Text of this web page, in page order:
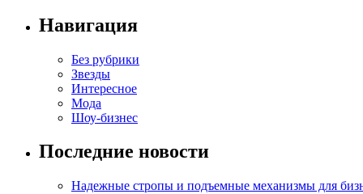
Навигация
Без рубрики
Звезды
Интересное
Мода
Шоу-бизнес
Последние новости
Надежные стропы и подъемные механизмы для